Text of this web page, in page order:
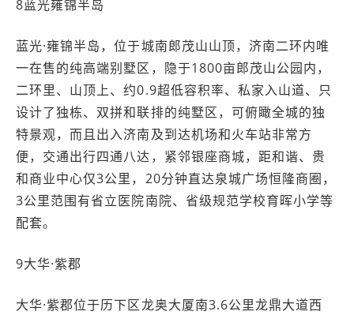
8蓝光雍锦半岛
蓝光·雍锦半岛，位于城南郎茂山山顶，济南二环内唯
一在售的纯高端别墅区，隐于1800亩郎茂山公园内，
二环里、山顶上、约0.9超低容积率、私家入山道、只
设计了独栋、双拼和联排的纯墅区，可俯瞰全城的独
特景观，而且出入济南及到达机场和火车站非常方
便，交通出行四通八达，紧邻银座商城，距和谐、贵
和商业中心仅3公里，20分钟直达泉城广场恒隆商圈，
3公里范围有省立医院南院、省级规范学校育晖小学等
配套。
9大华·紫郡
大华·紫郡位于历下区龙奥大厦南3.6公里龙鼎大道西